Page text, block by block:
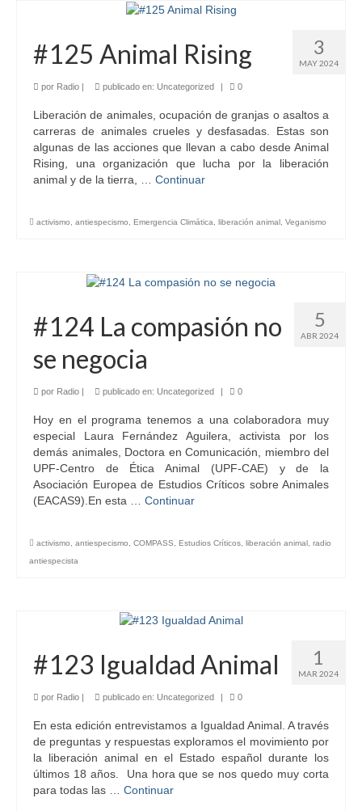
3
MAY 2024
#125 Animal Rising
por Radio publicado en: Uncategorized 0
Liberación de animales, ocupación de granjas o asaltos a
carreras de animales crueles y desfasadas. Estas son
algunas de las acciones que llevan a cabo desde Animal
Rising, una organización que lucha por la liberación
animal y de la tierra, … Continuar
activismo, antiespecismo, Emergencia Climática, liberación animal , Veganismo
5
ABR 2024
#124 La compasión no
se negocia
por Radio | publicado en: Uncategorized | 0
Hoy en el programa tenemos a una colaboradora muy
especial Laura Fernández Aguilera, activista por los
demás animales, Doctora en Comunicación, miembro del
UPF-Centro de Ética Animal (UPF-CAE) y de la
Asociación Europea de Estudios Críticos sobre Animales
(EACAS9).En esta … Continuar
activismo antiespecismo COMPASS Estudios Críticos liberación animal radio
antiespecista
1
MAR 2024
#123 Igualdad Animal
por Radio | publicado en: Uncategorized | 0
En esta edición entrevistamos a Igualdad Animal. A través
de preguntas y respuestas exploramos el movimiento por
la liberación animal en el Estado español durante los
últimos 18 años. Una hora que se nos quedo muy corta
para todas las … Continuar